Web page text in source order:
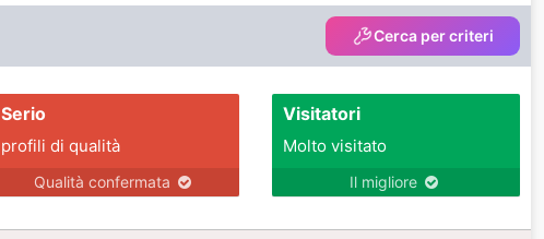
Cerca per criteri
Serio
profili di qualità
Qualità confermata
Visitatori
Molto visitato
Il migliore